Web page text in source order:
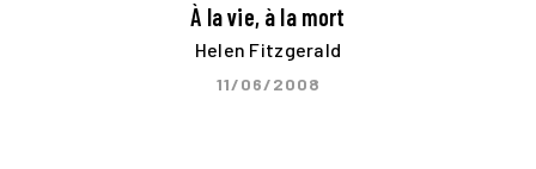
À la vie, à la mort
Helen Fitzgerald
11/06/2008